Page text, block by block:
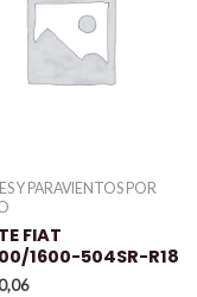
Y PARAVIENTOS POR
FIAT
1600-504SR-R18